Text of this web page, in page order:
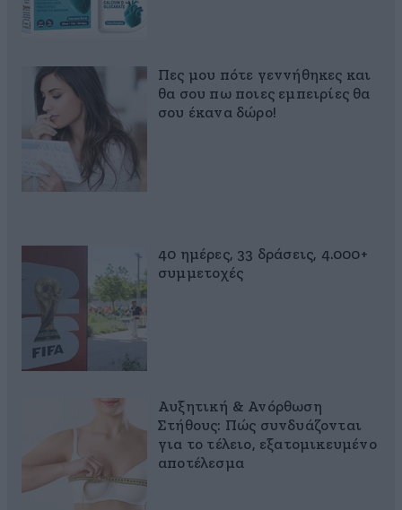
Πες μου πότε γεννήθηκες και
θα σου πω ποιες εμπειρίες θα
σου έκανα δώρο!
40 ημέρες, 33 δράσεις, 4.000+
συμμετοχές
Αυξητική & Ανόρθωση
Στήθους: Πώς συνδυάζονται
για το τέλειο, εξατομικευμένο
αποτέλεσμα